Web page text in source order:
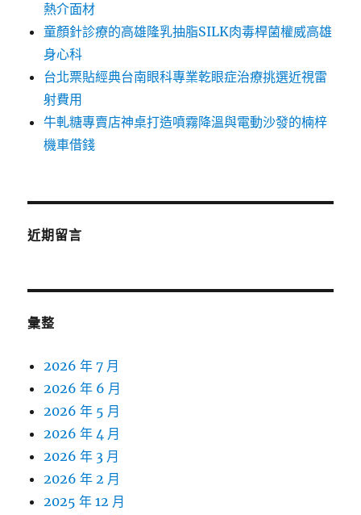
熱介面材
童顏針診療的高雄隆乳抽脂SILK肉毒桿菌權威高雄
身心科
台北票貼經典台南眼科專業乾眼症治療挑選近視雷
射費用
牛軋糖專賣店神桌打造噴霧降溫與電動沙發的楠梓
機車借錢
近期留言
彙整
2026 年 7 月
2026 年 6 月
2026 年 5 月
2026 年 4 月
2026 年 3 月
2026 年 2 月
2025 年 12 月